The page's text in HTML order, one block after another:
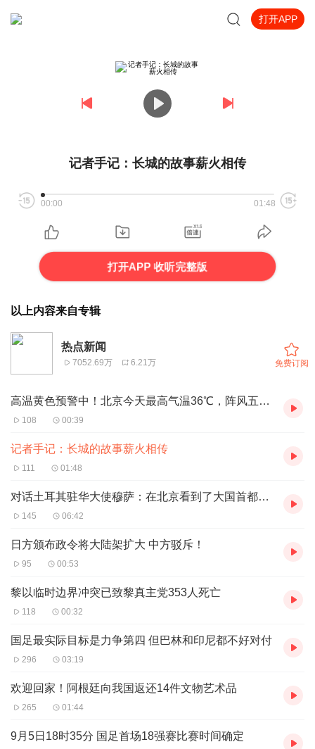
打开APP
记者手记：长城的故事薪火相传
00:00 01:48
打开APP 收听完整版
以上内容来自专辑
热点新闻
7052.69万 6.21万 免费订阅
高温黄色预警中！北京今天最高气温36℃，阵风五六级
108 00:39
记者手记：长城的故事薪火相传
111 01:48
对话土耳其驻华大使穆萨：在北京看到了大国首都应有的样子
145 06:42
日方颁布政令将大陆架扩大 中方驳斥！
95 00:53
黎以临时边界冲突已致黎真主党353人死亡
118 00:32
国足最实际目标是力争第四 但巴林和印尼都不好对付
296 03:19
欢迎回家！阿根廷向我国返还14件文物艺术品
265 01:44
9月5日18时35分 国足首场18强赛比赛时间确定